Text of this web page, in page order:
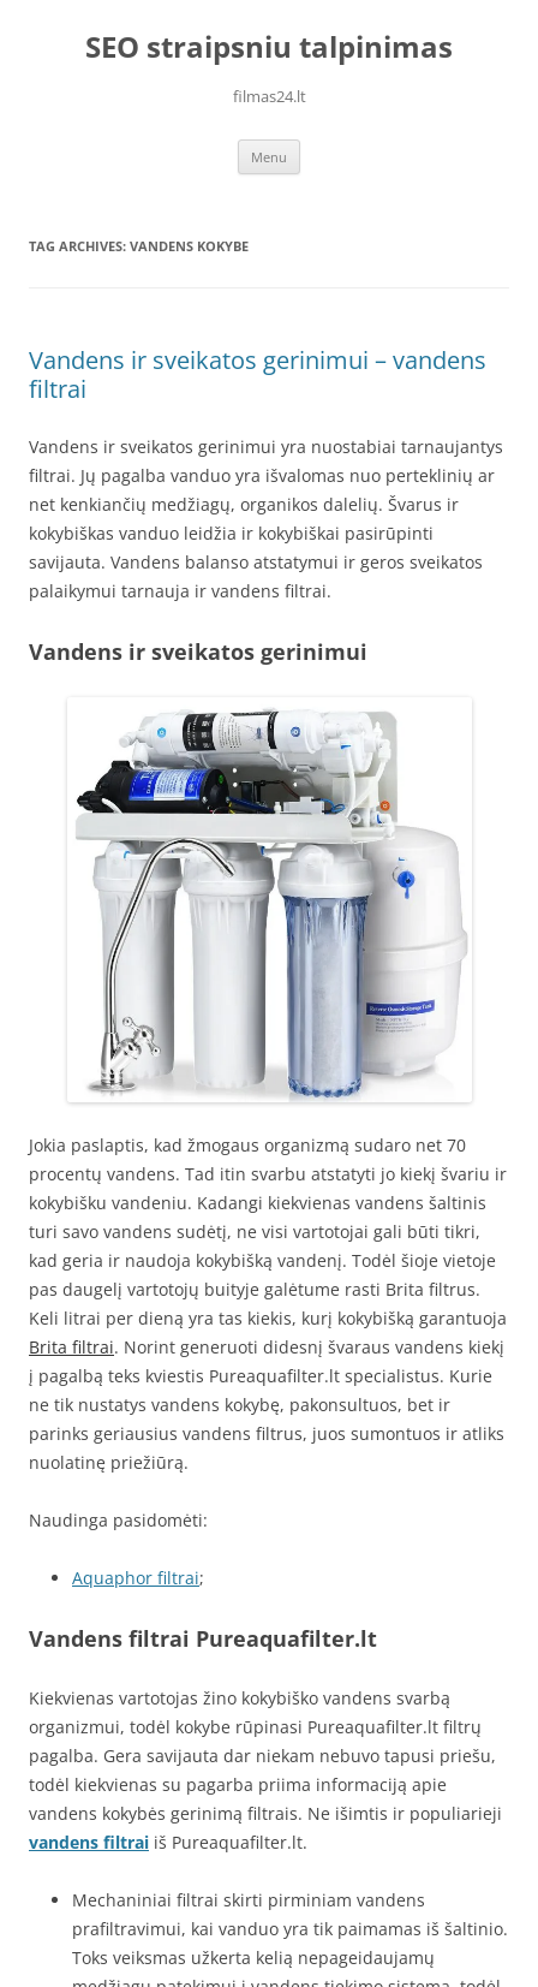
contentSEO straipsniu talpinimas
filmas24.lt
Menu
TAG ARCHIVES: VANDENS KOKYBE
Vandens ir sveikatos gerinimui – vandens
filtrai
Vandens ir sveikatos gerinimui yra nuostabiai tarnaujantys
filtrai. Jų pagalba vanduo yra išvalomas nuo perteklinių ar
net kenkiančių medžiagų, organikos dalelių. Švarus ir
kokybiškas vanduo leidžia ir kokybiškai pasirūpinti
savijauta. Vandens balanso atstatymui ir geros sveikatos
palaikymui tarnauja ir vandens filtrai.
Vandens ir sveikatos gerinimui
Jokia paslaptis, kad žmogaus organizmą sudaro net 70
procentų vandens. Tad itin svarbu atstatyti jo kiekį švariu ir
kokybišku vandeniu. Kadangi kiekvienas vandens šaltinis
turi savo vandens sudėtį, ne visi vartotojai gali būti tikri,
kad geria ir naudoja kokybišką vandenį. Todėl šioje vietoje
pas daugelį vartotojų buityje galėtume rasti Brita filtrus.
Keli litrai per dieną yra tas kiekis, kurį kokybišką garantuoja
Brita filtrai. Norint generuoti didesnį švaraus vandens kiekį
į pagalbą teks kviestis Pureaquafilter.lt specialistus. Kurie
ne tik nustatys vandens kokybę, pakonsultuos, bet ir
parinks geriausius vandens filtrus, juos sumontuos ir atliks
nuolatinę priežiūrą.
Naudinga pasidomėti:
Aquaphor filtrai;
Vandens filtrai Pureaquafilter.lt
Kiekvienas vartotojas žino kokybiško vandens svarbą
organizmui, todėl kokybe rūpinasi Pureaquafilter.lt filtrų
pagalba. Gera savijauta dar niekam nebuvo tapusi priešu,
todėl kiekvienas su pagarba priima informaciją apie
vandens kokybės gerinimą filtrais. Ne išimtis ir populiarieji
vandens filtrai iš Pureaquafilter.lt.
Mechaniniai filtrai skirti pirminiam vandens
prafiltravimui, kai vanduo yra tik paimamas iš šaltinio.
Toks veiksmas užkerta kelią nepageidaujamų